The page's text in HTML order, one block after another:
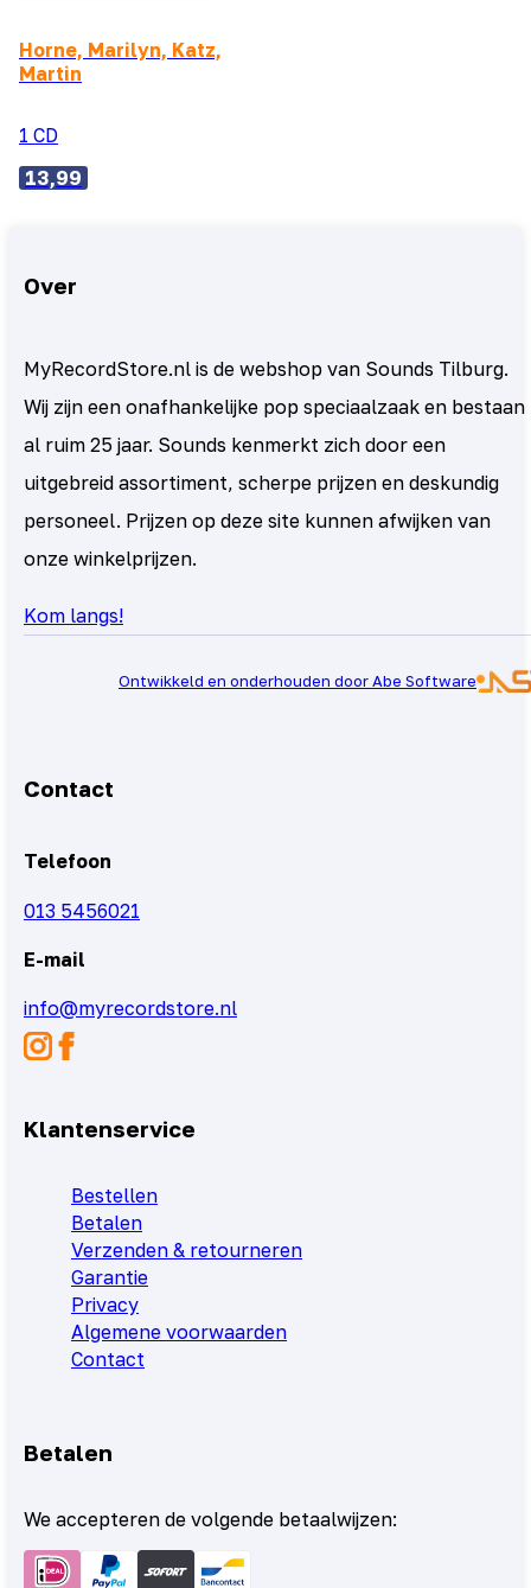
Horne, Marilyn, Katz,
Martin
1 CD
13,99
Over
MyRecordStore.nl is de webshop van Sounds Tilburg.
Wij zijn een onafhankelijke pop speciaalzaak en bestaan
al ruim 25 jaar. Sounds kenmerkt zich door een
uitgebreid assortiment, scherpe prijzen en deskundig
personeel. Prijzen op deze site kunnen afwijken van
onze winkelprijzen.
Kom langs!
Ontwikkeld en onderhouden door Abe Software
Contact
Telefoon
013 5456021
E-mail
info@myrecordstore.nl
Klantenservice
Bestellen
Betalen
Verzenden & retourneren
Garantie
Privacy
Algemene voorwaarden
Contact
Betalen
We accepteren de volgende betaalwijzen: